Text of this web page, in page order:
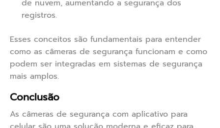
de nuvem, aumentando a segurança dos
registros.
Esses conceitos são fundamentais para entender
como as câmeras de segurança funcionam e como
podem ser integradas em sistemas de segurança
mais amplos.
Conclusão
As câmeras de segurança com aplicativo para